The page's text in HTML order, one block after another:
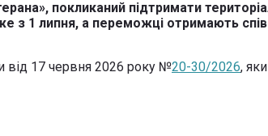
покликаний підтримати
з 1 липня, а переможці отримають
від 17 червня 2026 року №20-30/2026,